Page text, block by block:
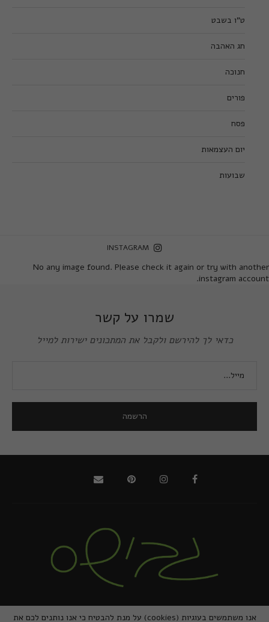
ט”ו בשבט
חג האהבה
חנוכה
פורים
פסח
יום העצמאות
שבועות
INSTAGRAM
No any image found. Please check it again or try with another
instagram account.
שמרו על קשר
כדאי לך להירשם ולקבל את המתכונים ישירות למייל
אנו משתמשים בעוגיות (cookies) על מנת להבטיח כי אנו נותנים לכם את